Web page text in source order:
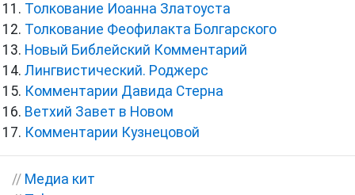
Толкование Иоанна Златоуста
Толкование Феофилакта Болгарского
Новый Библейский Комментарий
Лингвистический. Роджерс
Комментарии Давида Стерна
Ветхий Завет в Новом
Комментарии Кузнецовой
// Медиа кит